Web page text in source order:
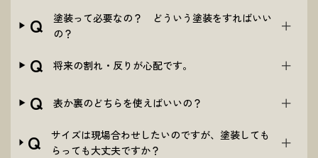
Q
塗装って必要なの？ どういう塗装をすればいい
の？
Q 将来の割れ・反りが心配です。
Q 表か裏のどちらを使えばいいの？
Q
サイズは現場合わせしたいのですが、塗装しても
らっても大丈夫ですか？